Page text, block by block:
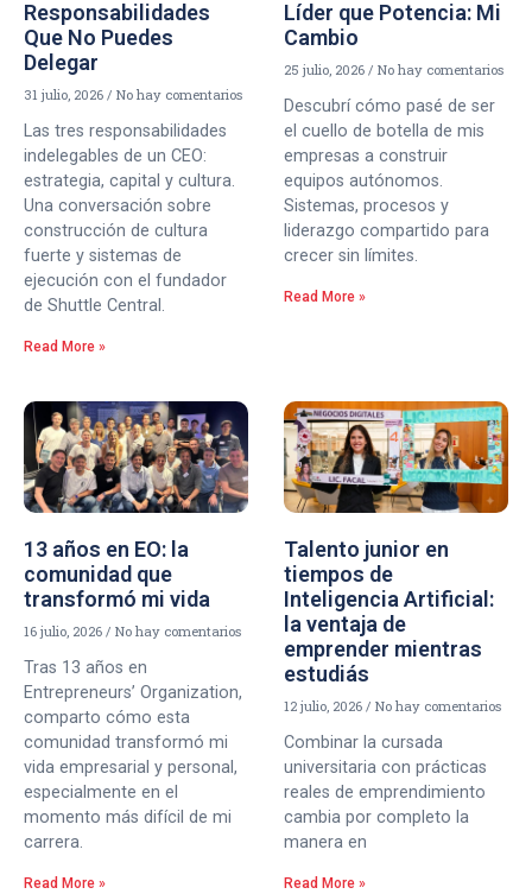
Responsabilidades
Que No Puedes
Delegar
31 julio, 2026 No hay comentarios
Las tres responsabilidades
indelegables de un CEO:
estrategia, capital y cultura.
Una conversación sobre
construcción de cultura
fuerte y sistemas de
ejecución con el fundador
de Shuttle Central.
Read More »
Líder que Potencia: Mi
Cambio
25 julio, 2026 No hay comentarios
Descubrí cómo pasé de ser
el cuello de botella de mis
empresas a construir
equipos autónomos.
Sistemas, procesos y
liderazgo compartido para
crecer sin límites.
Read More »
13 años en EO: la
comunidad que
transformó mi vida
16 julio, 2026 No hay comentarios
Tras 13 años en
Entrepreneurs’ Organization,
comparto cómo esta
comunidad transformó mi
vida empresarial y personal,
especialmente en el
momento más difícil de mi
carrera.
Read More »
Talento junior en
tiempos de
Inteligencia Artificial:
la ventaja de
emprender mientras
estudiás
12 julio, 2026 No hay comentarios
Combinar la cursada
universitaria con prácticas
reales de emprendimiento
cambia por completo la
manera en
Read More »